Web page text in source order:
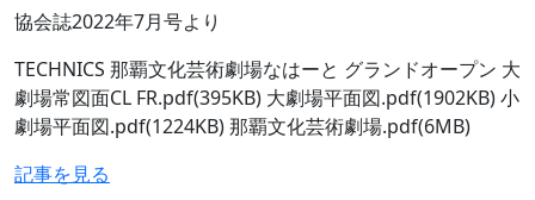
協会誌2022年7月号より
TECHNICS 那覇文化芸術劇場なはーと グランドオープン 大
劇場常図面CL FR.pdf(395KB) 大劇場平面図.pdf(1902KB) 小
劇場平面図.pdf(1224KB) 那覇文化芸術劇場.pdf(6MB)
記事を見る